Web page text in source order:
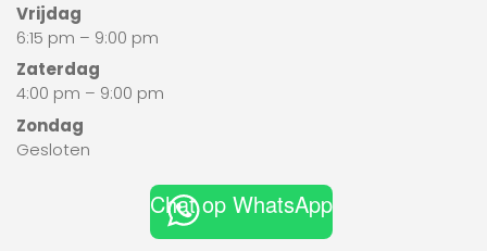
Vrijdag
6:15 pm – 9:00 pm
Zaterdag
4:00 pm – 9:00 pm
Zondag
Gesloten
Chat op WhatsApp